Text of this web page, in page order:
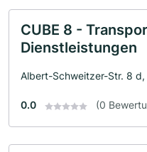
CUBE 8 -
Dienstleistungen
Albert-Schweitzer-Str. 8
0.0 (0